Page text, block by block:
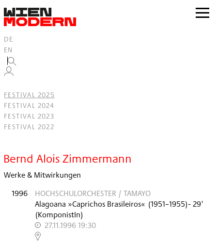
springen
zur
DE
EN
FESTIVAL 2025
FESTIVAL 2024
FESTIVAL 2023
FESTIVAL 2022
Bernd Alois Zimmermann
Werke & Mitwirkungen
1996
HOCHSCHULORCHESTER / TAMAYO
Alagoana »Caprichos Brasileiros« (1951–1955)- 29'
(KomponistIn)
27.11.1996 19:30
,